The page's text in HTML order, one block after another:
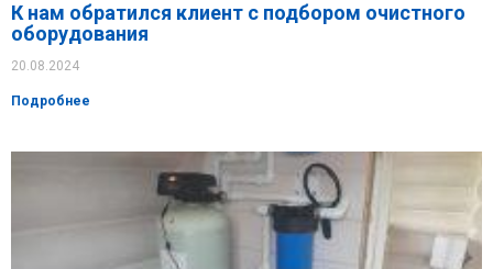
К нам обратился клиент с подбором очистного
оборудования
20.08.2024
Подробнее